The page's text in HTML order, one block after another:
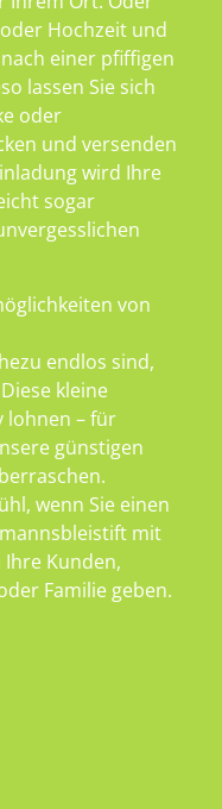
Hochzeit und
einer pfiffigen
lassen Sie sich
oder
und versenden
wird Ihre
sogar
von
endlos sind,
kleine
lohnen – für
günstigen
wenn Sie einen
mit
Kunden,
Familie geben.